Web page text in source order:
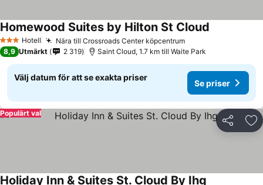
3 StjärnorHotell Nära till Crossroads Center köpcentrum
Homewood Suites by Hilton St Cloud
8,9 Utmärkt 2 319 Saint Cloud, 1.7 km till Waite Park
Välj datum för att se exakta priser
Se priser
Dela
Populärt val
Holiday Inn & Suites St. Cloud By Ihg